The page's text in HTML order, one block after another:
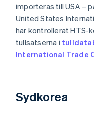
importeras till USA –
United States
har kontrollerat HTS-
tullsatserna i
International Trade
Sydkorea